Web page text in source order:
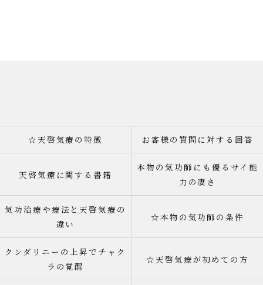
☆天啓気療の特徴 お客様の質問に対する回答
天啓気療に関する書籍
本物の気功師にも優るサイ能
力の凄さ
気功治療や療法と天啓気療の
違い
☆本物の気功師の条件
クンダリニーの上昇でチャク
ラの覚醒
☆天啓気療が初めての方